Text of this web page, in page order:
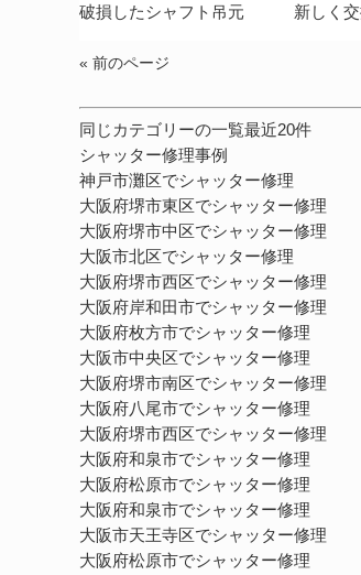
破損したシャフト吊元 新しく
« 前のページ
同じカテゴリーの一覧最近20件
シャッター修理事例
神戸市灘区でシャッター修理
大阪府堺市東区でシャッター修理
大阪府堺市中区でシャッター修理
大阪市北区でシャッター修理
大阪府堺市西区でシャッター修理
大阪府岸和田市でシャッター修理
大阪府枚方市でシャッター修理
大阪市中央区でシャッター修理
大阪府堺市南区でシャッター修理
大阪府八尾市でシャッター修理
大阪府堺市西区でシャッター修理
大阪府和泉市でシャッター修理
大阪府松原市でシャッター修理
大阪府和泉市でシャッター修理
大阪市天王寺区でシャッター修理
大阪府松原市でシャッター修理